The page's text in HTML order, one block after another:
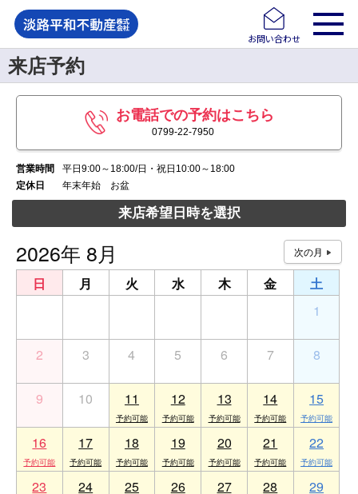
お問い合わせ
来店予約
お電話での予約はこちら
0799-22-7950
営業時間
平日9:00～18:00/日・祝日10:00～18:00
定休日
年末年始 お盆
来店希望日時を選択
2026年 8月
日 月 火 水 木 金
土
1
2 3 4 5 6 7 8
9 10 11 12 13 14 15
16 17 18 19 20 21 22
23 24 25 26 27 28 29